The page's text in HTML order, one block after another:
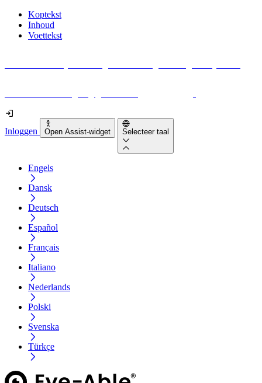
Koptekst
Inhoud
Voettekst
Inloggen Open Assist-widget Selecteer taal
Engels
Dansk
Deutsch
Español
Français
Italiano
Nederlands
Polski
Svenska
Türkçe